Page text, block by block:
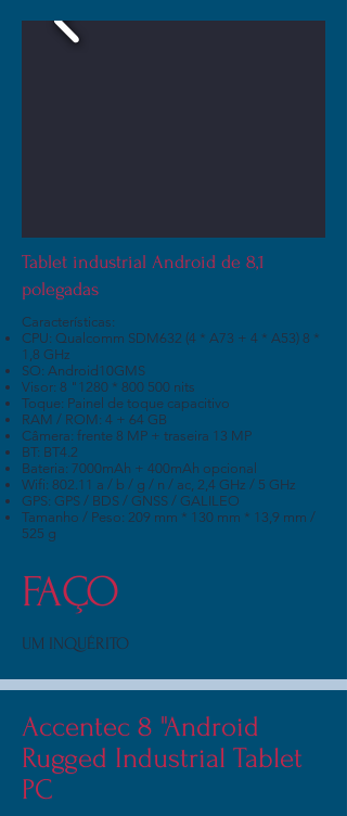
Tablet industrial Android de 8,1
polegadas
Características:
CPU: Qualcomm SDM632 (4 * A73 + 4 * A53) 8 *
1,8 GHz
SO: Android10GMS
Visor: 8 "1280 * 800 500 nits
Toque: Painel de toque capacitivo
RAM / ROM: 4 + 64 GB
Câmera: frente 8 MP + traseira 13 MP
BT: BT4.2
Bateria: 7000mAh + 400mAh opcional
Wifi: 802.11 a / b / g / n / ac, 2,4 GHz / 5 GHz
GPS: GPS / BDS / GNSS / GALILEO
Tamanho / Peso: 209 mm * 130 mm * 13,9 mm /
525 g
FAÇO
UM INQUÉRITO
Accentec 8 "Android
Rugged Industrial Tablet
PC